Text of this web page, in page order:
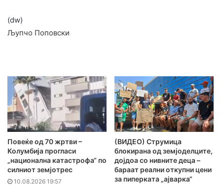
(dw)
Љупчо Поповски
Повеќе од 70 жртви –
Колумбија прогласи
„национална катастрофа“ по
силниот земјотрес
10.08.2026 19:57
(ВИДЕО) Струмица
блокирана од земјоделците,
дојдоа со нивните деца –
бараат реални откупни цени
за пиперката „ајварка“